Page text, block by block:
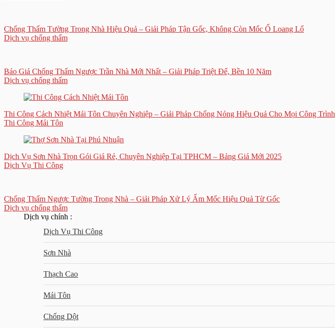
Chống Thấm Tường Trong Nhà Hiệu Quả – Giải Pháp Tận Gốc, Không Còn Mốc Ố Loang Lổ
Dịch vụ chống thấm
Báo Giá Chống Thấm Ngược Trần Nhà Mới Nhất – Giải Pháp Triệt Để, Bền 10 Năm
Dịch vụ chống thấm
Thi Công Cách Nhiệt Mái Tôn Chuyên Nghiệp – Giải Pháp Chống Nóng Hiệu Quả Cho Mọi Công Trình
Thi Công Mái Tôn
Dịch Vụ Sơn Nhà Trọn Gói Giá Rẻ, Chuyên Nghiệp Tại TPHCM – Bảng Giá Mới 2025
Dịch Vụ Thi Công
Chống Thấm Ngược Tường Trong Nhà – Giải Pháp Xử Lý Ẩm Mốc Hiệu Quả Từ Gốc
Dịch vụ chống thấm
Dịch vụ chính :
Dịch Vụ Thi Công
Sơn Nhà
Thạch Cao
Mái Tôn
Chống Dột